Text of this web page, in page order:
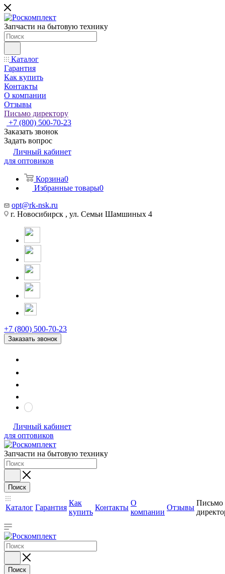
Запчасти на бытовую технику
Каталог
Гарантия
Как купить
Контакты
О компании
Отзывы
Письмо директору
+7 (800) 500-70-23
Заказать звонок
Задать вопрос
Личный кабинет
для оптовиков
Корзина0
Избранные товары0
opt@rk-nsk.ru
г. Новосибирск , ул. Семьи Шамшиных 4
+7 (800) 500-70-23
Заказать звонок
Личный кабинет
для оптовиков
Запчасти на бытовую технику
Поиск
Каталог Гарантия
Как
купить
Контакты
О
компании
Отзывы
Письмо
Поиск